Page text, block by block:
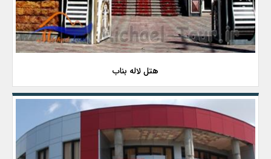
هتل لاله بناب